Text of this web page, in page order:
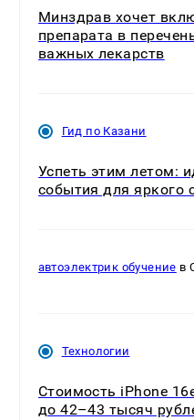
Минздрав хочет
препарата в
важных лекарств
Гид по Казани
Успеть этим летом:
события для яркого
автоэлектрик обучение в
Технологии
Стоимость iPhone
до 42–43 тысяч